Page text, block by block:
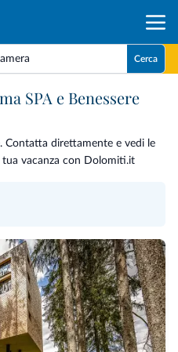
Cerca
SPA e Benessere
Contatta direttamente e vedi le
vacanza con Dolomiti.it